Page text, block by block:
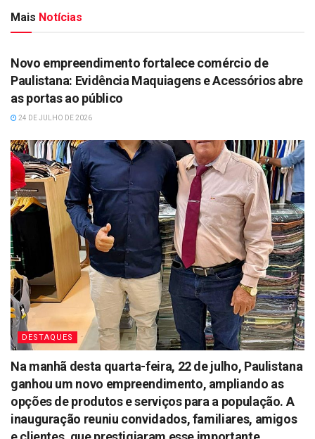
Mais Notícias
DESTAQUES
Novo empreendimento fortalece comércio de
Paulistana: Evidência Maquiagens e Acessórios abre
as portas ao público
24 DE JULHO DE 2026
DESTAQUES
Na manhã desta quarta-feira, 22 de julho, Paulistana
ganhou um novo empreendimento, ampliando as
opções de produtos e serviços para a população. A
inauguração reuniu convidados, familiares, amigos